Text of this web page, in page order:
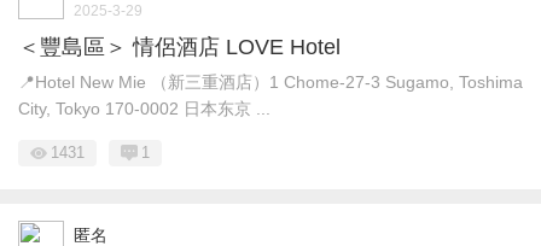
2025-3-29
＜豐島區＞ 情侶酒店 LOVE Hotel
📍Hotel New Mie （新三重酒店）1 Chome-27-3 Sugamo, Toshima
City, Tokyo 170-0002 日本东京 ...
1431 1
匿名